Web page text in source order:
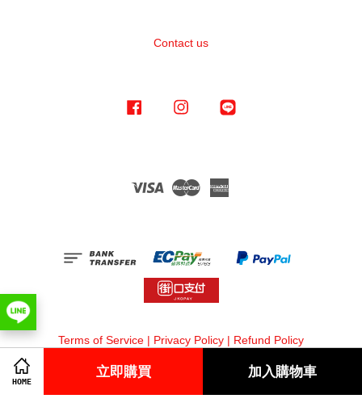
HOME
立即購買 加入購物車
Contact us
Facebook Instagram
Visa Master
Terms of Service | Privacy Policy | Refund Policy